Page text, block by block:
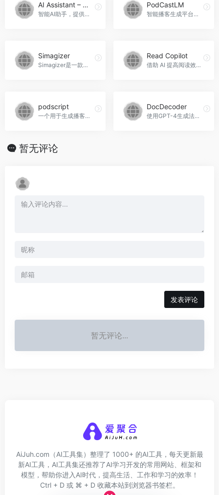
AI Assistant – OpenAI ChatGPT SideBar(GPT- 4)
智能AI助手，提供智能聊天、翻译和问题解答等服务，AI Assistant - OpenAI ChatGPT SideBar(GPT- 4)官网入口网址
PodCastLM
智能播客生成平台，一键生成音频内容
Simagizer
Simagizer是一款浏览器扩展程序，可以帮助用户对网页上的文本进行摘要，并生成可视化的摘要图像，方便分享和保存，Simagizer官网入口网址
Read Copilot
借助 AI 提高阅读效率，Read Copilot官网入口网址
podscript
一个用于生成播客及其他音频文件转录文本的工具，支持多种语言模型和语音识别API。
DocDecoder
使用GPT-4生成法律政策摘要，DocDecoder官网入口网址
暂无评论
发表评论
暂无评论...
AiJuh.com（AI工具集）整理了 1000+ 的AI工具，每天更新最
新AI工具，AI工具集还推荐了AI学习开发的常用网站、框架和
模型，帮助你进入AI时代，提高生活、工作和学习的效率！
Ctrl + D 或 ⌘ + D 收藏本站到浏览器书签栏。